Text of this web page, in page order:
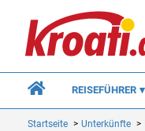
REISEFÜHRER
Startseite Unterkünfte